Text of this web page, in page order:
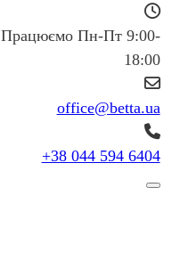
Працюємо Пн-Пт 9:00-
18:00
office@betta.ua
+38 044 594 6404